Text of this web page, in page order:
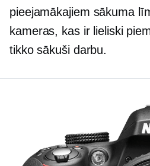
pieejamākajiem sākuma
kameras, kas ir lieliski
tikko sākuši darbu.